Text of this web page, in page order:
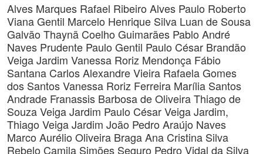
Alves Marques Rafael Ribeiro Alves Paulo Roberto
Viana Gentil Marcelo Henrique Silva Luan de Sousa
Galvão Thaynã Coelho Guimarães Pablo André
Naves Prudente Paulo Gentil Paulo César Brandão
Veiga Jardim Vanessa Roriz Mendonça Fábio
Santana Carlos Alexandre Vieira Rafaela Gomes
dos SantosVanessa Roriz Ferreira Marília Santos
Andrade Franassis Barbosa de OliveiraThiago de
Souza Veiga Jardim Paulo César Veiga Jardim,
Thiago Veiga Jardim João Pedro Araújo Naves
Marco Aurélio Oliveira BragaAna Cristina Silva
Rebelo Camila Simões Seguro Pedro Vidal da Silva